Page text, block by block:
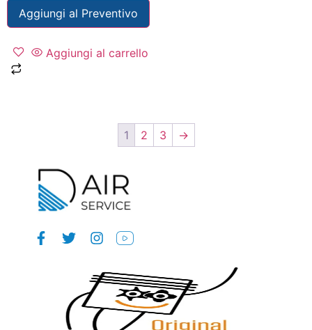
Aggiungi al Preventivo
Aggiungi al carrello
1 2 3 →